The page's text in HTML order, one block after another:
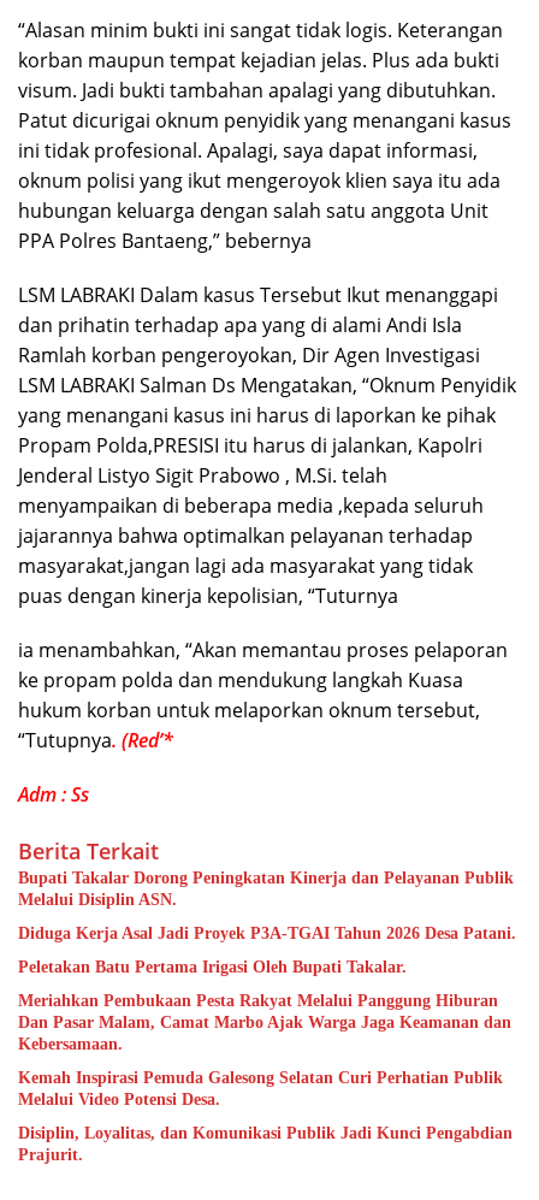
“Alasan minim bukti ini sangat tidak logis. Keterangan
korban maupun tempat kejadian jelas. Plus ada bukti
visum. Jadi bukti tambahan apalagi yang dibutuhkan.
Patut dicurigai oknum penyidik yang menangani kasus
ini tidak profesional. Apalagi, saya dapat informasi,
oknum polisi yang ikut mengeroyok klien saya itu ada
hubungan keluarga dengan salah satu anggota Unit
PPA Polres Bantaeng,” bebernya
LSM LABRAKI Dalam kasus Tersebut Ikut menanggapi
dan prihatin terhadap apa yang di alami Andi Isla
Ramlah korban pengeroyokan, Dir Agen Investigasi
LSM LABRAKI Salman Ds Mengatakan, “Oknum Penyidik
yang menangani kasus ini harus di laporkan ke pihak
Propam Polda,PRESISI itu harus di jalankan, Kapolri
Jenderal Listyo Sigit Prabowo , M.Si. telah
menyampaikan di beberapa media ,kepada seluruh
jajarannya bahwa optimalkan pelayanan terhadap
masyarakat,jangan lagi ada masyarakat yang tidak
puas dengan kinerja kepolisian, “Tuturnya
ia menambahkan, “Akan memantau proses pelaporan
ke propam polda dan mendukung langkah Kuasa
hukum korban untuk melaporkan oknum tersebut,
“Tutupnya. (Red’*
Adm : Ss
Berita Terkait
Bupati Takalar Dorong Peningkatan Kinerja dan Pelayanan Publik
Melalui Disiplin ASN.
Diduga Kerja Asal Jadi Proyek P3A-TGAI Tahun 2026 Desa Patani.
Peletakan Batu Pertama Irigasi Oleh Bupati Takalar.
Meriahkan Pembukaan Pesta Rakyat Melalui Panggung Hiburan
Dan Pasar Malam, Camat Marbo Ajak Warga Jaga Keamanan dan
Kebersamaan.
Kemah Inspirasi Pemuda Galesong Selatan Curi Perhatian Publik
Melalui Video Potensi Desa.
Disiplin, Loyalitas, dan Komunikasi Publik Jadi Kunci Pengabdian
Prajurit.